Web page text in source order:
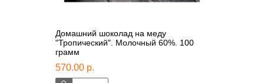
Домашний шоколад на меду
"Тропический". Молочный 60%. 100
грамм
570.00 р.